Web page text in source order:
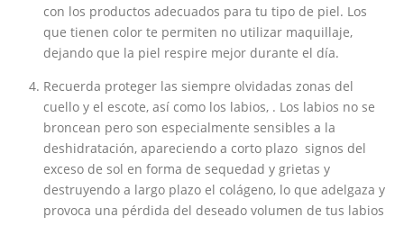
con los productos adecuados para tu tipo de piel. Los
que tienen color te permiten no utilizar maquillaje,
dejando que la piel respire mejor durante el día.
Recuerda proteger las siempre olvidadas zonas del
cuello y el escote, así como los labios, . Los labios no se
broncean pero son especialmente sensibles a la
deshidratación, apareciendo a corto plazo signos del
exceso de sol en forma de sequedad y grietas y
destruyendo a largo plazo el colágeno, lo que adelgaza y
provoca una pérdida del deseado volumen de tus labios